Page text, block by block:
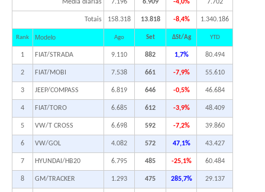
Média diárias 7.196 6.909 -4,0% 7.702
Totais 158.318 13.818 -8,4% 1.340.186
Rank Modelo Ago Set ΔSt/Ag YTD
1 FIAT/STRADA 9.110 882 1,7% 80.494
2 FIAT/MOBI 7.538 661 -7,9% 55.610
3 JEEP/COMPASS 6.819 646 -0,5% 46.684
4 FIAT/TORO 6.685 612 -3,9% 48.409
5 VW/T CROSS 6.698 592 -7,2% 39.860
6 VW/GOL 4.082 572 47,1% 43.427
7 HYUNDAI/HB20 6.795 485 -25,1% 60.484
8 GM/TRACKER 1.293 475 285,7% 29.137